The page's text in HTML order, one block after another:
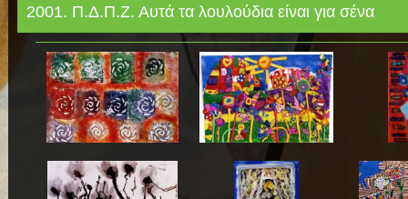
2001. Π.Δ.Π.Ζ. Αυτά τα λουλούδια είναι για σένα